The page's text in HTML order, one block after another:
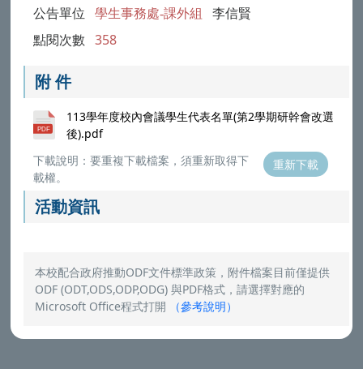
公告單位 學生事務處-課外組 李信賢
點閱次數 358
附 件
113學年度校內會議學生代表名單(第2學期研幹會改選
後).pdf
下載說明：要重複下載檔案，須重新取得下
載權。
重新下載
活動資訊
本校配合政府推動ODF文件標準政策，附件檔案目前僅提供
ODF (ODT,ODS,ODP,ODG) 與PDF格式，請選擇對應的
Microsoft Office程式打開
（參考說明）